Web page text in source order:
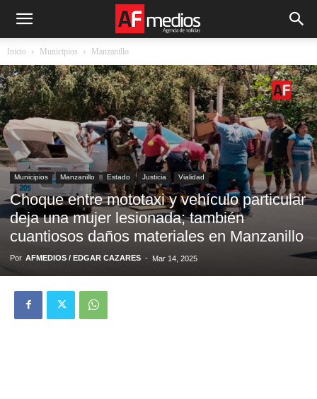
Inicio Municipios Manzanillo
Municipios Manzanillo Estado Justicia Vialidad
Choque entre mototaxi y vehículo particular
deja una mujer lesionada; también
cuantiosos daños materiales en Manzanillo
Por AFMEDIOS / EDGAR CAZARES - Mar 14, 2025